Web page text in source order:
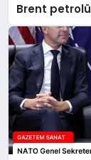
Brent